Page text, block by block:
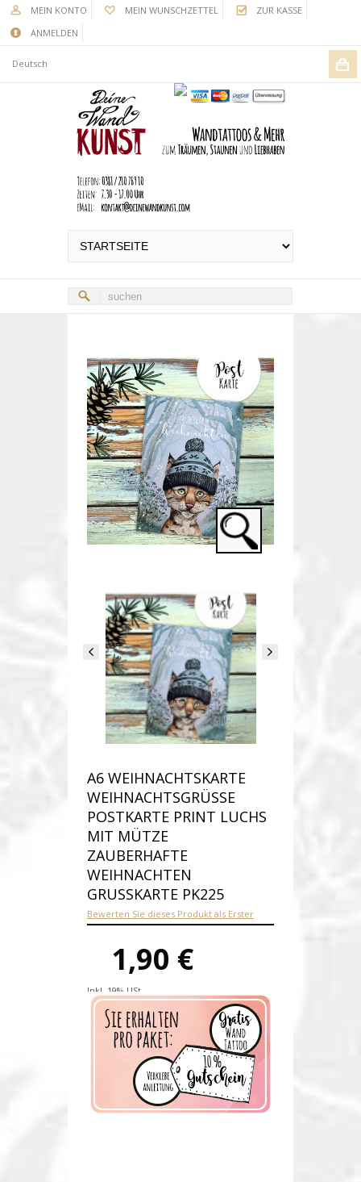
MEIN KONTO MEIN WUNSCHZETTEL
ZUR KASSE
ANMELDEN
Deutsch
A6 WEIHNACHTSKARTE
WEIHNACHTSGRÜSSE P
OSTKARTE PRINT LUCHS M
IT MÜTZE Z
AUBERHAFTE W
EIHNACHTEN G
RUSSKARTE PK225
Bewerten Sie dieses Produkt als Erster
1,90 €
Inkl. 19% USt.
Versandkosten
Produktnummer:pk225-A
Verfügbarkeit:Auf Lager
Lieferzeit: 1-2 Werktage